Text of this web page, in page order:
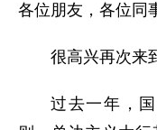
各位朋友，各位同
很高兴再次来
过去一年，